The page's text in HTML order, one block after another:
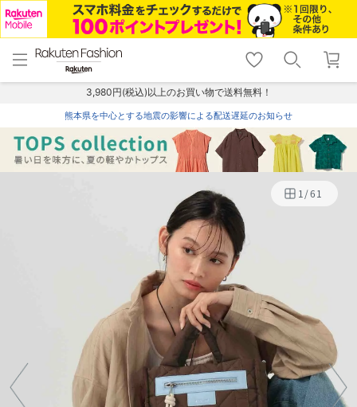
menu home
トップ
shopping_cart lock_outline
ログイン
3,980円(税込)以上のお買い物で送料無料！
熊本県を中心とする地震の影響による配送遅延のお知らせ
1/61